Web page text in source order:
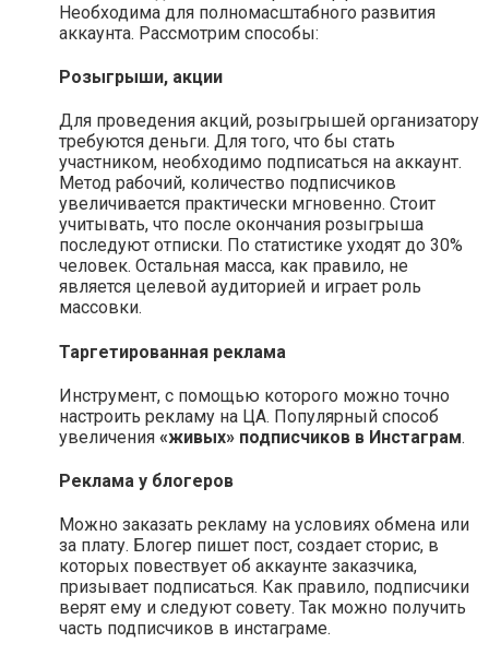
Необходима для полномасштабного развития
аккаунта. Рассмотрим способы:
Розыгрыши, акции
Для проведения акций, розыгрышей организатору
требуются деньги. Для того, что бы стать
участником, необходимо подписаться на аккаунт.
Метод рабочий, количество подписчиков
увеличивается практически мгновенно. Стоит
учитывать, что после окончания розыгрыша
последуют отписки. По статистике уходят до 30%
человек. Остальная масса, как правило, не
является целевой аудиторией и играет роль
массовки.
Таргетированная реклама
Инструмент, с помощью которого можно точно
настроить рекламу на ЦА. Популярный способ
увеличения «живых» подписчиков в Инстаграм.
Реклама у блогеров
Можно заказать рекламу на условиях обмена или
за плату. Блогер пишет пост, создает сторис, в
которых повествует об аккаунте заказчика,
призывает подписаться. Как правило, подписчики
верят ему и следуют совету. Так можно получить
часть подписчиков в инстаграме.